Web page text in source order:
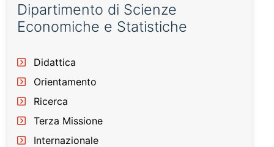
Dipartimento di Scienze
Economiche e Statistiche
Didattica
Orientamento
Ricerca
Terza Missione
Internazionale